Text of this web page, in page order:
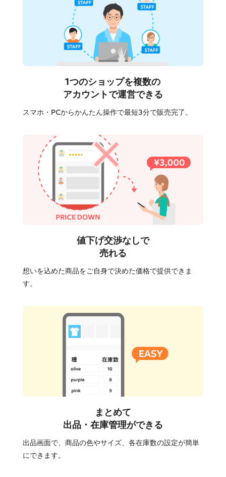
1つのショップを複数の
アカウントで運営できる
スマホ・PCからかんたん操作で最短3分で販売完了。
値下げ交渉なしで
売れる
想いを込めた商品をご自身で決めた価格で提供できま
す。
まとめて
出品・在庫管理ができる
出品画面で、商品の色やサイズ、各在庫数の設定が簡単
にできます。